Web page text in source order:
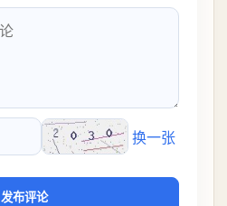
换一张
发布评论